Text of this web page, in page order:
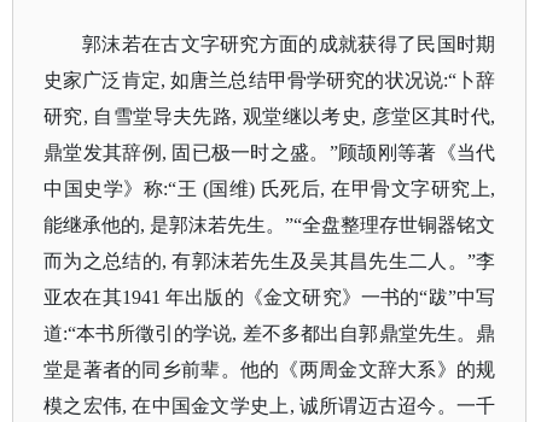
郭沫若在古文字研究方面的成就获得了民国时期
史家广泛肯定, 如唐兰总结甲骨学研究的状况说:“卜辞
研究, 自雪堂导夫先路, 观堂继以考史, 彦堂区其时代,
鼎堂发其辞例, 固已极一时之盛。”顾颉刚等著《当代
中国史学》称:“王 (国维) 氏死后, 在甲骨文字研究上,
能继承他的, 是郭沫若先生。”“全盘整理存世铜器铭文
而为之总结的, 有郭沫若先生及吴其昌先生二人。”李
亚农在其1941 年出版的《金文研究》一书的“跋”中写
道:“本书所徵引的学说, 差不多都出自郭鼎堂先生。鼎
堂是著者的同乡前辈。他的《两周金文辞大系》的规
模之宏伟, 在中国金文学史上, 诚所谓迈古迢今。一千